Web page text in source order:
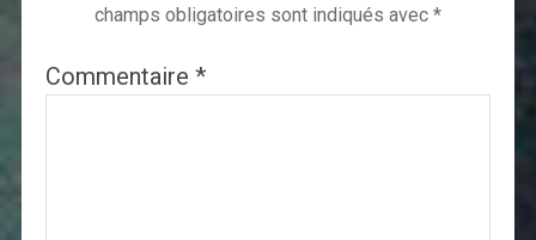
champs obligatoires sont indiqués avec *
Commentaire *